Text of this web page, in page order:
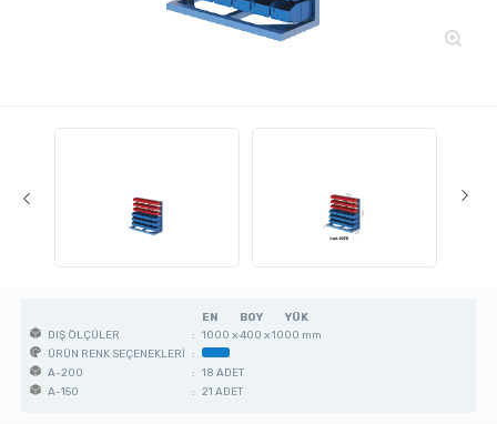
EN BOY
YÜK
DIŞ ÖLÇÜLER
: 1000 x 400 x 1000 mm
ÜRÜN RENK SEÇENEKLERİ :
A-200
: 18 ADET
A-150
: 21 ADET